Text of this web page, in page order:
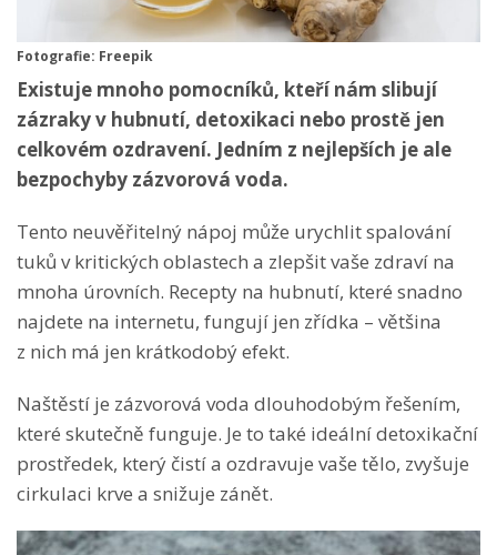
Fotografie: Freepik
Existuje mnoho pomocníků, kteří nám slibují
zázraky v hubnutí, detoxikaci nebo prostě jen
celkovém ozdravení. Jedním z nejlepších je ale
bezpochyby zázvorová voda.
Tento neuvěřitelný nápoj může urychlit spalování
tuků v kritických oblastech a zlepšit vaše zdraví na
mnoha úrovních. Recepty na hubnutí, které snadno
najdete na internetu, fungují jen zřídka – většina
z nich má jen krátkodobý efekt.
Naštěstí je zázvorová voda dlouhodobým řešením,
které skutečně funguje. Je to také ideální detoxikační
prostředek, který čistí a ozdravuje vaše tělo, zvyšuje
cirkulaci krve a snižuje zánět.